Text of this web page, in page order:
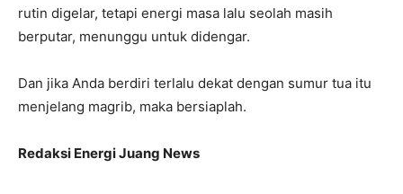
rutin digelar, tetapi energi masa lalu seolah masih
berputar, menunggu untuk didengar.
Dan jika Anda berdiri terlalu dekat dengan sumur tua itu
menjelang magrib, maka bersiaplah.
Redaksi Energi Juang News